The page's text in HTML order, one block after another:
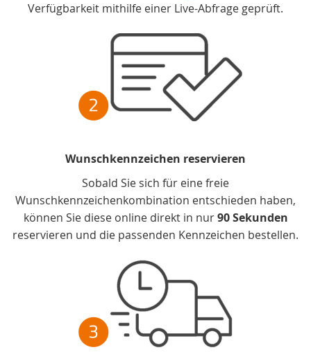
Verfügbarkeit mithilfe einer Live-Abfrage geprüft.
Wunschkennzeichen reservieren
Sobald Sie sich für eine freie
Wunschkennzeichenkombination entschieden haben,
können Sie diese online direkt in nur90 Sekunden
reservieren und die passenden Kennzeichen bestellen.